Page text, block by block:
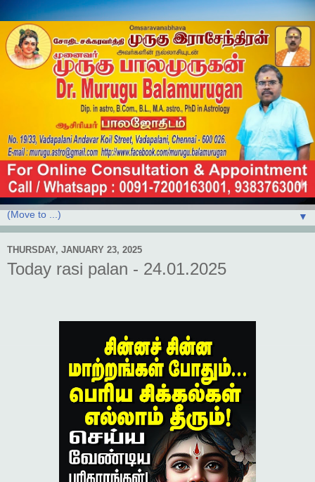
▼
THURSDAY, JANUARY 23, 2025
Today rasi palan - 24.01.2025